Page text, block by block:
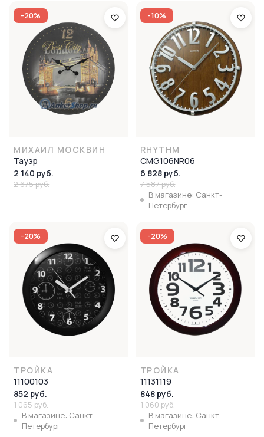
-20%
МИХАИЛ МОСКВИН
Тауэр
2 140 руб.
2 675 руб.
-10%
RHYTHM
CMG106NR06
6 828 руб.
7 587 руб.
В магазине: Санкт-
Петербург
-20%
ТРОЙКА
11100103
852 руб.
1 065 руб.
В магазине: Санкт-
Петербург
-20%
ТРОЙКА
11131119
848 руб.
1 060 руб.
В магазине: Санкт-
Петербург